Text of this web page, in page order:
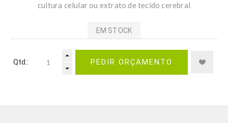
cultura celular ou extrato de tecido cerebral
EM STOCK
Qtd.: PEDIR ORÇAMENTO